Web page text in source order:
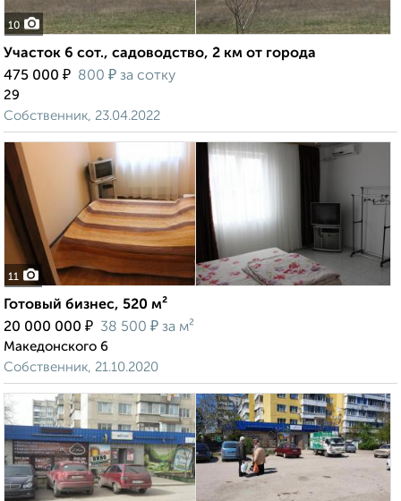
10
Участок 6 сот., садоводство, 2 км от города
475 000 ₽ 800 ₽ за сотку
29
Собственник, 23.04.2022
11
Готовый бизнес, 520 м²
20 000 000 ₽ 38 500 ₽ за м²
Македонского 6
Собственник, 21.10.2020